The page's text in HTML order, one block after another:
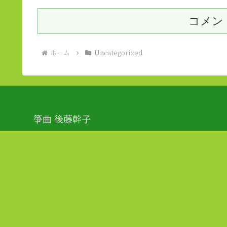
コメン
ホーム Uncategorized
箏曲 後藤幹子